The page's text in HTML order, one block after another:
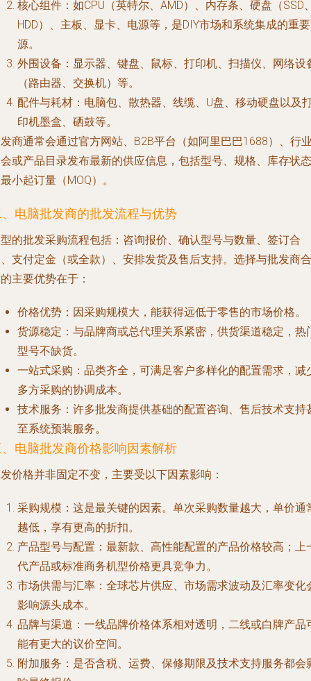
核心组件 ：如CPU（英特尔、AMD）、内存条、硬盘（SSD
HDD）、主板、显卡、电源等，是DIY市场和系统集成的重
源。
外围设备 ：显示器、键盘、鼠标、打印机、扫描仪、网络设
（路由器、交换机）等。
配件与耗材 ：电脑包、散热器、线缆、U盘、移动硬盘以及
印机墨盒、硒鼓等。
商通常会通过官方网站、B2B平台（如阿里巴巴1688）、行
或产品目录发布最新的供应信息，包括型号、规格、库存状态
小起订量（MOQ）。
电脑批发商的批发流程与优势
的批发采购流程包括：咨询报价、确认型号与数量、签订合
支付定金（或全款）、安排发货及售后支持。选择与批发商合
主要优势在于：
价格优势 ：因采购规模大，能获得远低于零售的市场价格。
货源稳定 ：与品牌商或总代理关系紧密，供货渠道稳定，热
型号不缺货。
一站式采购 ：品类齐全，可满足客户多样化的配置需求，减
多方采购的协调成本。
技术服务 ：许多批发商提供基础的配置咨询、售后技术支持
至系统预装服务。
电脑批发商价格影响因素解析
价格并非固定不变，主要受以下因素影响：
采购规模 ：这是最关键的因素。单次采购数量越大，单价通
越低，享有更高的折扣。
产品型号与配置 ：最新款、高性能配置的产品价格较高；上
代产品或标准商务机型价格更具竞争力。
市场供需与汇率 ：全球芯片供应、市场需求波动及汇率变化
影响源头成本。
品牌与渠道 ：一线品牌价格体系相对透明，二线或白牌产品
能有更大的议价空间。
附加服务 ：是否含税、运费、保修期限及技术支持服务都会